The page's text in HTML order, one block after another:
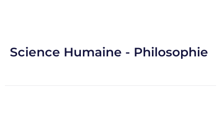
Science Humaine - Philosophie